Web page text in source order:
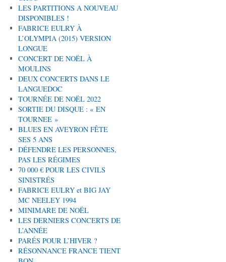
LES PARTITIONS A NOUVEAU
DISPONIBLES !
FABRICE EULRY À
L’OLYMPIA (2015) VERSION
LONGUE
CONCERT DE NOËL À
MOULINS
DEUX CONCERTS DANS LE
LANGUEDOC
TOURNÉE DE NOËL 2022
SORTIE DU DISQUE : « EN
TOURNEE »
BLUES EN AVEYRON FÊTE
SES 5 ANS
DÉFENDRE LES PERSONNES,
PAS LES RÉGIMES
70 000 € POUR LES CIVILS
SINISTRÉS
FABRICE EULRY et BIG JAY
MC NEELEY 1994
MINIMARE DE NOËL
LES DERNIERS CONCERTS DE
L’ANNÉE
PARÉS POUR L’HIVER ?
RÉSONNANCE FRANCE TIENT